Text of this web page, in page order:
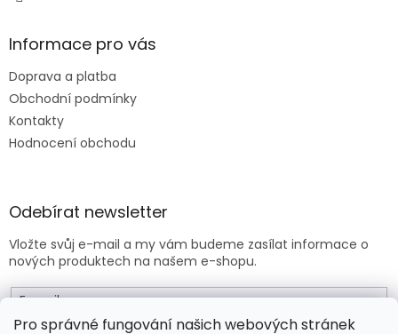
Pro správné fungování našich webových stránek
Informace pro vás
Doprava a platba
Obchodní podmínky
Kontakty
Hodnocení obchodu
Odebírat newsletter
Vložte svůj e-mail a my vám budeme zasílat informace o
nových produktech na našem e-shopu.
E-mail